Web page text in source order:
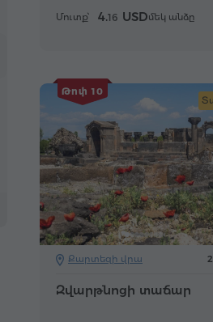
քանդակագործության
Մուտք՝ 4.16 USDմեկ անձը
Թոփ 10
Քարտեզի վրա
Զվարթնոցի տաճար